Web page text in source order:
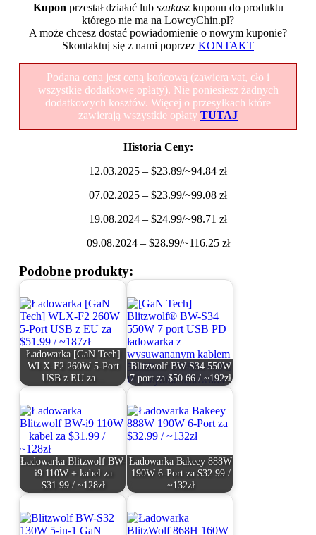
Kupon przestał działać lub szukaszkuponu do produktu
którego nie ma na LowcyChin.pl?
A może chcesz dostać powiadomienie o nowym kuponie?
Skontaktuj się z nami poprzez KONTAKT
Podana cena jest ceną końcową (zawiera vat, cło i
wszystkie dodatkowe opłaty). Nie poniesiesz żadnych
dodatkowych kosztów. Więcej o przesyłkach które
zawierają wszystkie opłaty TUTAJ
Historia Ceny:
12.03.2025 – $23.89/~94.84 zł
07.02.2025 – $23.99/~99.08 zł
19.08.2024 – $24.99/~98.71 zł
09.08.2024 – $28.99/~116.25 zł
Podobne produkty:
Ładowarka [GaN Tech]
WLX-F2 260W 5-Port
USB z EU za…
Blitzwolf BW-S34 550W
7 port za $50.66 / ~192zł
Ładowarka Blitzwolf BW-
i9 110W + kabel za
$31.99 / ~128zł
Ładowarka Bakeey 888W
190W 6-Port za $32.99 /
~132zł